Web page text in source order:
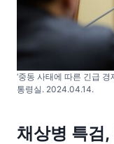
‘중동 사태에 따른 긴급
통령실. 2024.04.14.
채상병 특검